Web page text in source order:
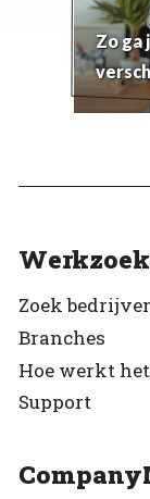
Zo ga
Zoek
Branches
Hoe werkt
Support